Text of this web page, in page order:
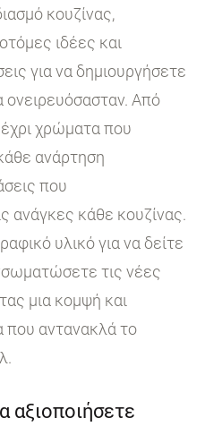
κουζίνας,
ιδέες και
για να δημιουργήσετε
Από
χρώματα που
ανάρτηση
που
ανάγκες κάθε κουζίνας.
υλικό για να δείτε
τις νέες
μια κομψή και
που αντανακλά το
αξιοποιήσετε